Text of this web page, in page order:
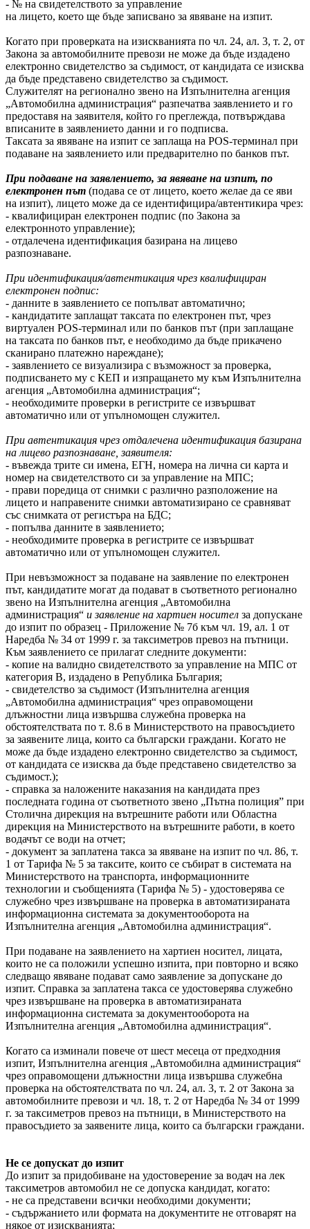
- № на свидетелството за управление
на лицето, което ще бъде записвано за явяване на изпит.
Когато при проверката на изискванията по чл. 24, ал. 3, т. 2, от
Закона за автомобилните превози не може да бъде издадено
електронно свидетелство за съдимост, от кандидата се изисква
да бъде представено свидетелство за съдимост.
Служителят на регионално звено на Изпълнителна агенция
„Автомобилна администрация“ разпечатва заявлението и го
предоставя на заявителя, който го преглежда, потвърждава
вписаните в заявлението данни и го подписва.
Таксата за явяване на изпит се заплаща на POS-терминал при
подаване на заявлението или предварително по банков път.
При подаване на заявлението, за явяване на изпит, по
електронен път (подава се от лицето, което желае да се яви
на изпит), лицето може да се идентифицира/автентикира чрез:
- квалифициран електронен подпис (по Закона за
електронното управление);
- отдалечена идентификация базирана на лицево
разпознаване.
При идентификация/автентикация чрез квалифициран
електронен подпис:
- данните в заявлението се попълват автоматично;
- кандидатите заплащат таксата по електронен път, чрез
виртуален POS-терминал или по банков път (при заплащане
на таксата по банков път, е необходимо да бъде прикачено
сканирано платежно нареждане);
- заявлението се визуализира с възможност за проверка,
подписването му с КЕП и изпращането му към Изпълнителна
агенция „Автомобилна администрация“;
- необходимите проверки в регистрите се извършват
автоматично или от упълномощен служител.
При автентикация чрез отдалечена идентификация базирана
на лицево разпознаване, заявителя:
- въвежда трите си имена, ЕГН, номера на лична си карта и
номер на свидетелството си за управление на МПС;
- прави поредица от снимки с различно разположение на
лицето и направените снимки автоматизирано се сравняват
със снимката от регистъра на БДС;
- попълва данните в заявлението;
- необходимите проверка в регистрите се извършват
автоматично или от упълномощен служител.
При невъзможност за подаване на заявление по електронен
път, кандидатите могат да подават в съответното регионално
звено на Изпълнителна агенция „Автомобилна
администрация“ и заявление на хартиен носител за допускане
до изпит по образец - Приложение № 7б към чл. 19, ал. 1 от
Наредба № 34 от 1999 г. за таксиметров превоз на пътници.
Към заявлението се прилагат следните документи:
- копие на валидно свидетелството за управление на МПС от
категория В, издадено в Република България;
- свидетелство за съдимост (Изпълнителна агенция
„Автомобилна администрация“ чрез оправомощени
длъжностни лица извършва служебна проверка на
обстоятелствата по т. 8.6 в Министерството на правосъдието
за заявените лица, които са български граждани. Когато не
може да бъде издадено електронно свидетелство за съдимост,
от кандидата се изисква да бъде представено свидетелство за
съдимост.);
- справка за наложените наказания на кандидата през
последната година от съответното звено „Пътна полиция” при
Столична дирекция на вътрешните работи или Областна
дирекция на Министерството на вътрешните работи, в което
водачът се води на отчет;
- документ за заплатена такса за явяване на изпит по чл. 86, т.
1 от Тарифа № 5 за таксите, които се събират в системата на
Министерството на транспорта, информационните
технологии и съобщенията (Тарифа № 5) - удостоверява се
служебно чрез извършване на проверка в автоматизираната
информационна системата за документооборота на
Изпълнителна агенция „Автомобилна администрация“.
При подаване на заявлението на хартиен носител, лицата,
които не са положили успешно изпита, при повторно и всяко
следващо явяване подават само заявление за допускане до
изпит. Справка за заплатена такса се удостоверява служебно
чрез извършване на проверка в автоматизираната
информационна системата за документооборота на
Изпълнителна агенция „Автомобилна администрация“.
Когато са изминали повече от шест месеца от предходния
изпит, Изпълнителна агенция „Автомобилна администрация“
чрез оправомощени длъжностни лица извършва служебна
проверка на обстоятелствата по чл. 24, ал. 3, т. 2 от Закона за
автомобилните превози и чл. 18, т. 2 от Наредба № 34 от 1999
г. за таксиметров превоз на пътници, в Министерството на
правосъдието за заявените лица, които са български граждани.
Не се допускат до изпит
До изпит за придобиване на удостоверение за водач на лек
таксиметров автомобил не се допуска кандидат, когато:
- не са представени всички необходими документи;
- съдържанието или формата на документите не отговарят на
някое от изискванията;